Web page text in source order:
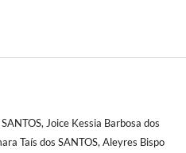
Joice Kessia Barbosa dos
Taís dos SANTOS, Aleyres Bispo